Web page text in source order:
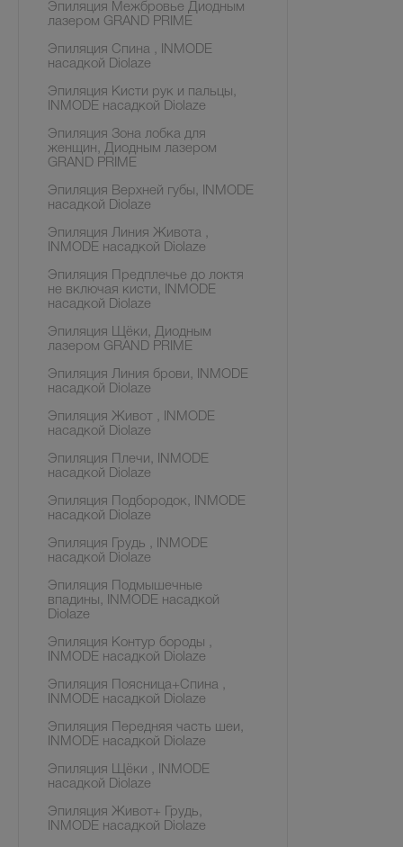
Эпиляция Межбровье Диодным
лазером GRAND PRIME
Эпиляция Спина , INMODE
насадкой Diolaze
Эпиляция Кисти рук и пальцы,
INMODE насадкой Diolaze
Эпиляция Зона лобка для
женщин, Диодным лазером
GRAND PRIME
Эпиляция Верхней губы, INMODE
насадкой Diolaze
Эпиляция Линия Живота ,
INMODE насадкой Diolaze
Эпиляция Предплечье до локтя
не включая кисти, INMODE
насадкой Diolaze
Эпиляция Щёки, Диодным
лазером GRAND PRIME
Эпиляция Линия брови, INMODE
насадкой Diolaze
Эпиляция Живот , INMODE
насадкой Diolaze
Эпиляция Плечи, INMODE
насадкой Diolaze
Эпиляция Подбородок, INMODE
насадкой Diolaze
Эпиляция Грудь , INMODE
насадкой Diolaze
Эпиляция Подмышечные
впадины, INMODE насадкой
Diolaze
Эпиляция Контур бороды ,
INMODE насадкой Diolaze
Эпиляция Поясница+Спина ,
INMODE насадкой Diolaze
Эпиляция Передняя часть шеи,
INMODE насадкой Diolaze
Эпиляция Щёки , INMODE
насадкой Diolaze
Эпиляция Живот+ Грудь,
INMODE насадкой Diolaze